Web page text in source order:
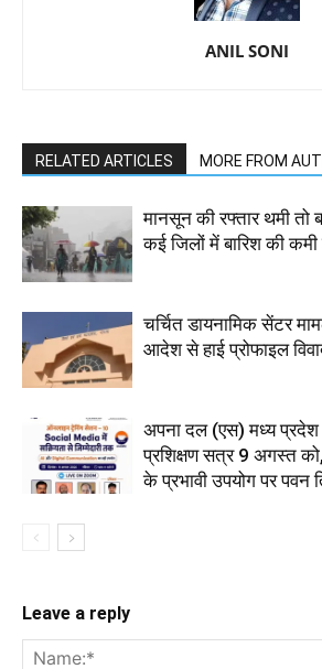
ANIL SONI
RELATED ARTICLES MORE FROM
मानसून की रफ्तार थमी तो
कई जिलों में बारिश की कमी
चर्चित डायनामिक सेंटर
आदेश से हाई प्रोफाइल
अपना दल (एस) मध्य
प्रशिक्षण सत्र 9 अगस्त
के प्रभावी उपयोग पर पवन
Leave a reply